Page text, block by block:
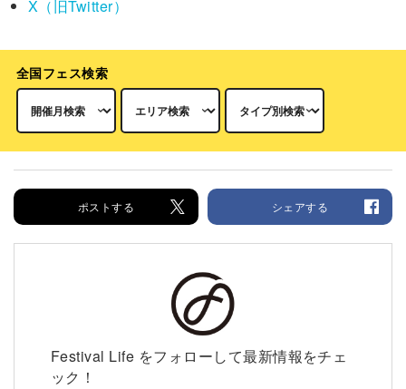
X（旧Twitter）
全国フェス検索
ポストする シェアする
Festival Life をフォローして最新情報をチェ
ック！